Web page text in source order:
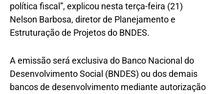
política fiscal”, explicou nesta terça-feira (21)
Nelson Barbosa, diretor de Planejamento e
Estruturação de Projetos do BNDES.
A emissão será exclusiva do Banco Nacional do
Desenvolvimento Social (BNDES) ou dos demais
bancos de desenvolvimento mediante autorização